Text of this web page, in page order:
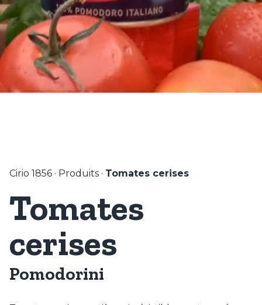
Cirio 1856 · Produits · Tomates cerises
Tomates
cerises
Pomodorini